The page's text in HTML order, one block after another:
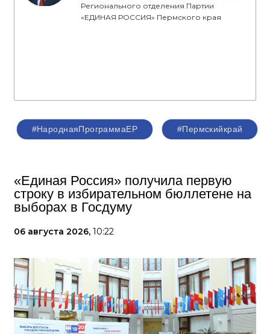
Регионального отделения Партии
«ЕДИНАЯ РОССИЯ» Пермского края
#НароднаяПрограммаЕР #Пермскийкрай
«Единая Россия» получила первую
строку в избирательном бюллетене на
выборах в Госдуму
06 августа 2026, 10:22